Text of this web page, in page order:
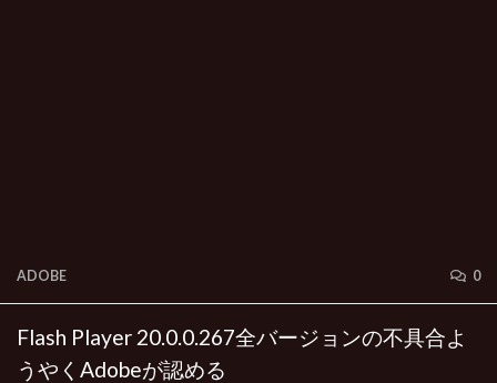
ADOBE 0
Flash Player 20.0.0.267全バージョンの不具合よ
うやくAdobeが認める